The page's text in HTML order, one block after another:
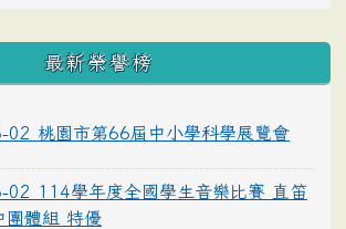
最新榮譽榜
桃園市第66屆中小學科學展覽會
02 114學年度全國學生音樂比賽 直笛
團體組 特優